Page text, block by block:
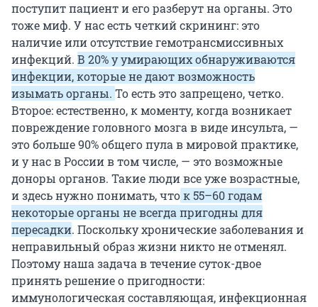
поступит пациент и его разберут на органы. Это
тоже миф. У нас есть четкий скрининг: это
наличие или отсутствие гемотрансмиссивных
инфекций. В 20% у умирающих обнаруживаются
инфекции, которые не дают возможность
изымать органы. То есть это запрещено, четко.
Второе: естественно, к моменту, когда возникает
повреждение головного мозга в виде инсульта, —
это больше 90% общего пула в мировой практике,
и у нас в России в том числе, — это возможные
доноры органов. Такие люди все уже возрастные,
и здесь нужно понимать, чток 55–60 годам
некоторые органы не всегда пригодны для
пересадки. Поскольку хронические заболевания и
неправильный образ жизни никто не отменял.
Поэтому наша задача в течение суток-двое
принять решение о пригодности:
иммунологическая составляющая, инфекционная